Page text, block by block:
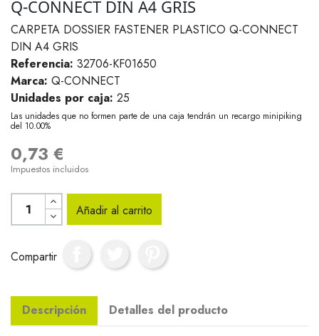
Q-CONNECT DIN A4 GRIS
CARPETA DOSSIER FASTENER PLASTICO Q-CONNECT
DIN A4 GRIS
Referencia: 32706-KF01650
Marca: Q-CONNECT
Unidades por caja: 25
Las unidades que no formen parte de una caja tendrán un recargo minipiking
del 10.00%
0,73 €
Impuestos incluidos
Añadir al carrito
Compartir
Descripción Detalles del producto